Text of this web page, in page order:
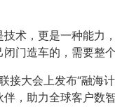
术，更是一种能力
门造车的，需要整
接大会上发布“融海
，助力全球客户数